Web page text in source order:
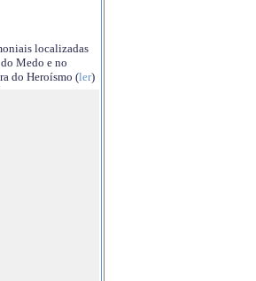
localizadas
Medo e no
do Heroísmo (ler)